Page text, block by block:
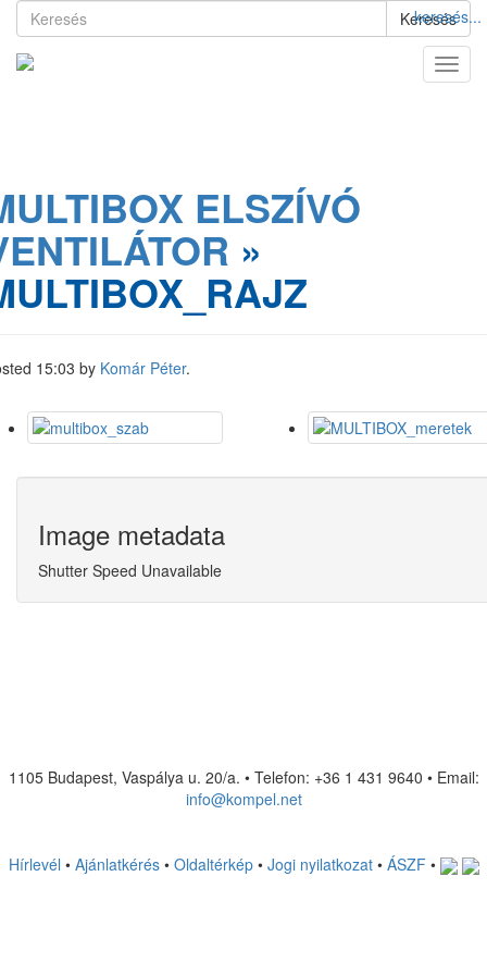
keresés...
Keresés
ELSZÍVÓ
»
15:03 by Komár Péter.
Image metadata
Shutter Speed Unavailable
1105 Budapest, Vaspálya u. 20/a. • Telefon: +36 1 431 9640 • Email:
info@kompel.net
Hírlevél • Ajánlatkérés• Oldaltérkép• Jogi nyilatkozat• ÁSZF •